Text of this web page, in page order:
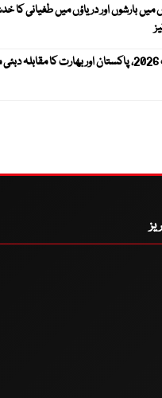
گھنٹوں میں بارشوں اور دریاؤں میں طغیانی کا
ویمنز ایشیا کپ 2026، پاکستان اور بھارت کا مقابلہ